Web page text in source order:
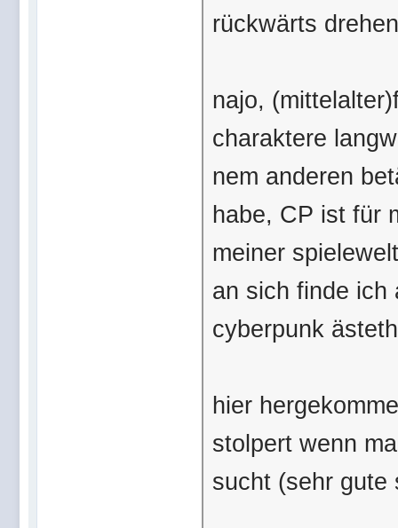
rückwärts
najo,
charaktere
nem anderen
habe, CP ist für
meiner
an sich finde ich
cyberpunk
hier
stolpert wenn
sucht (sehr gute